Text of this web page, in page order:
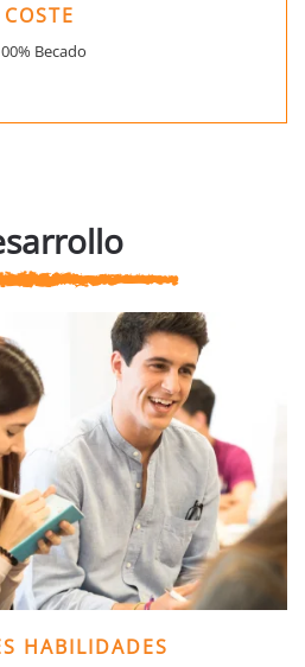
COSTE
Becado
HABILIDADES